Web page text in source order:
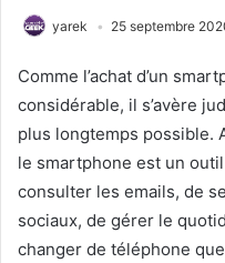
yarek 25 septembre
Comme l’achat d’un
considérable, il s’avère
plus longtemps possible.
le smartphone est un
consulter les emails, de
sociaux, de gérer le
changer de téléphone